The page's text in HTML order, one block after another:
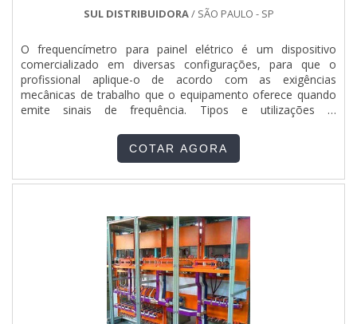
SUL DISTRIBUIDORA/ SÃO PAULO - SP
O frequencímetro para painel elétrico é um dispositivo
comercializado em diversas configurações, para que o
profissional aplique-o de acordo com as exigências
mecânicas de trabalho que o equipamento oferece quando
emite sinais de frequência. Tipos e utilizações O
a necessidade de monitorar o trabalho de um equipamento
industrial e até mesmo em situações de ajustes. Existem
COTAR AGORA